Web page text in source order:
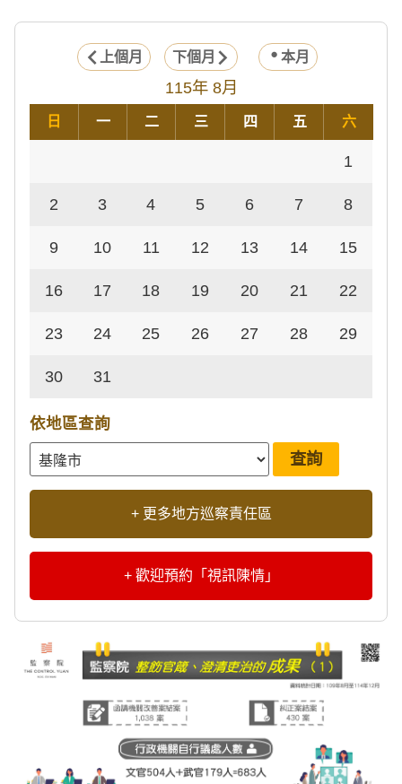
上個月 下個月 本月
115年 8月
日 一 二 三 四 五 六
1
2 3 4 5 6 7 8
9 10 11 12 13 14 15
16 17 18 19 20 21 22
23 24 25 26 27 28 29
30 31
依地區查詢
+ 更多地方巡察責任區
+ 歡迎預約「視訊陳情」